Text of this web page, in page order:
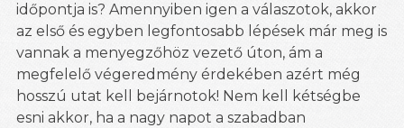
időpontja is? Amennyiben igen a válaszotok, akkor
az első és egyben legfontosabb lépések már meg is
vannak a menyegzőhöz vezető úton, ám a
megfelelő végeredmény érdekében azért még
hosszú utat kell bejárnotok! Nem kell kétségbe
esni akkor, ha a nagy napot a szabadban